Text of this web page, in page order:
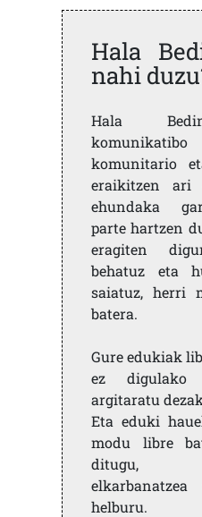
Hala
nahi
Hala
komunitario
eraikitzen ari
ehundaka
parte hartzen
eragiten
behatuz eta
saiatuz, herri
batera.
Gure edukiak
ez digulako
argitaratu
Eta eduki
modu libre
ditugu,
helburu.